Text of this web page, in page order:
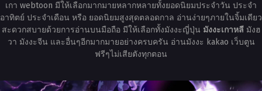
เกา webtoon มีให้เลือกมากมายหลากหลายทั้งยอดนิยมประจำวัน ประจำ
อาทิตย์ ประจำเดือน หรือ ยอดนิยมสูงสุดตลอดกาล อ่านง่ายๆภายในจิ้มเดียว
สะดวกสบายด้วยการอ่านบนมือถือ มีให้เลือกทั้งมังงะญี่ปุ่น มังงะเกาหลีมังฮ
วา มังงะจีน และอื่นๆอีกมากมายอย่างครบครัน อ่านมังงะ kakao เว็บตูน
ฟรีๆไม่เสียตังทุกตอน